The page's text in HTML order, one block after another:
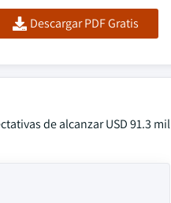
Descargar PDF Gratis
de alcanzar USD 91.3 mil